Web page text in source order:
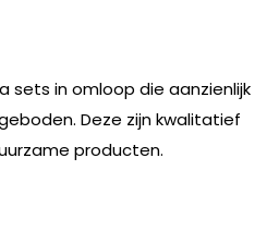
sets in omloop die aanzienlijk
Deze zijn kwalitatief
producten.